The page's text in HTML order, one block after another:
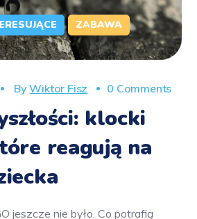
ZABAWA
ByWiktor Fisz 0 Comments
klocki
reagują na
jeszcze nie było. Co potrafią